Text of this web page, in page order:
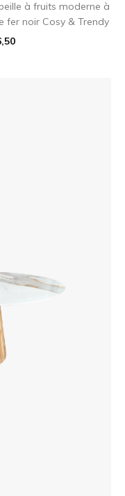
à fruits moderne à
fer noir Cosy & Trendy